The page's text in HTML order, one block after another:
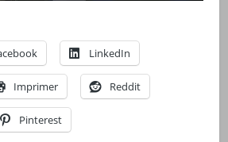
LinkedIn
Imprimer Reddit
Pinterest